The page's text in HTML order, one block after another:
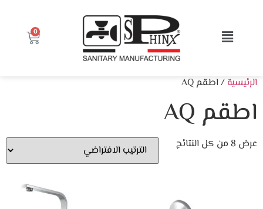
0
الرئيسية / اطقم AQ
اطقم AQ
عرض ⁦8⁩ من كل النتائج